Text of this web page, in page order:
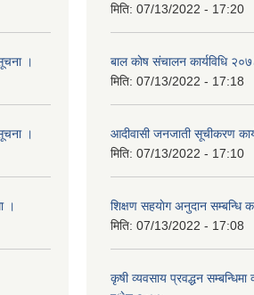
।
।
।
मिति: 07/13/2022 - 17:20
बाल काेष संचालन कार्यविधि
मिति: 07/13/2022 - 17:18
आदीवासी जनजाती सूचीकरण
मिति: 07/13/2022 - 17:10
शिक्षण सहयाेग अनुदान सम्बन्धि
मिति: 07/13/2022 - 17:08
कृषी व्यवसाय प्रवद्धन सम्बन्धिमा